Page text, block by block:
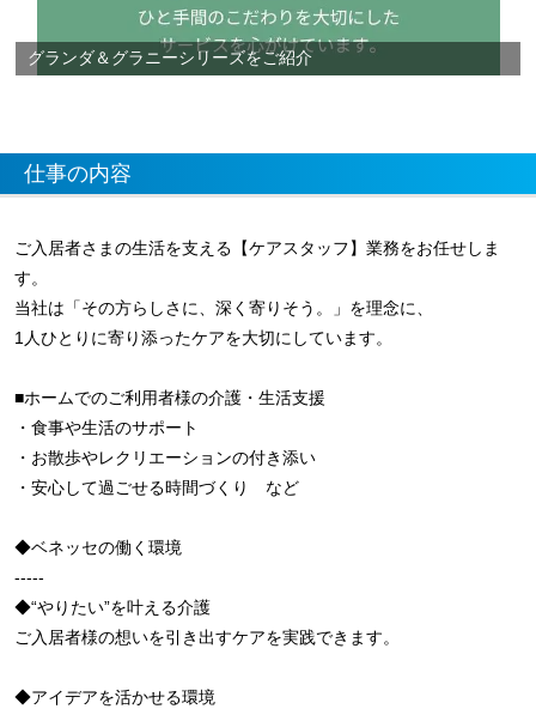
グランダ＆グラニーシリーズをご紹介
仕事の内容
ご入居者さまの生活を支える【ケアスタッフ】業務をお任せしま
す。
当社は「その方らしさに、深く寄りそう。」を理念に、
1人ひとりに寄り添ったケアを大切にしています。
■ホームでのご利用者様の介護・生活支援
・食事や生活のサポート
・お散歩やレクリエーションの付き添い
・安心して過ごせる時間づくり など
◆ベネッセの働く環境
-----
◆“やりたい”を叶える介護
ご入居者様の想いを引き出すケアを実践できます。
◆アイデアを活かせる環境